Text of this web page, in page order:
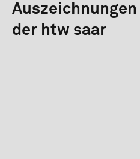
der htw saar